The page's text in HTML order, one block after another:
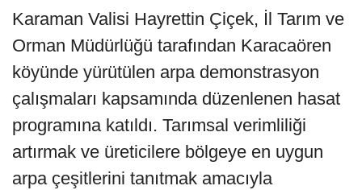
Karaman Valisi Hayrettin Çiçek, İl Tarım ve
Orman Müdürlüğü tarafından Karacaören
köyünde yürütülen arpa demonstrasyon
çalışmaları kapsamında düzenlenen hasat
programına katıldı. Tarımsal verimliliği
artırmak ve üreticilere bölgeye en uygun
arpa çeşitlerini tanıtmak amacıyla